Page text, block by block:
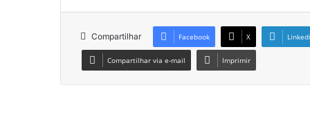
Compartilhar Facebook X
Compartilhar via e-mail Imprimir